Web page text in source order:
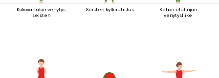
Kokovartalon venytys
seisten
Seisten kylkirutistus
Kehon etulinjan
venytysliike